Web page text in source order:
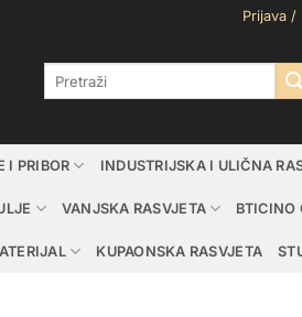
Prijava /
I PRIBOR INDUSTRIJSKA I ULIČNA
VANJSKA RASVJETA BTICINO
KUPAONSKA RASVJETA